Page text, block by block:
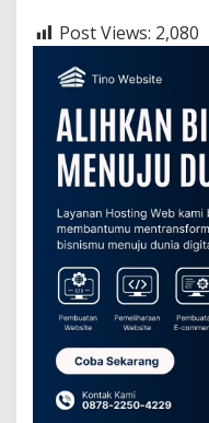
Post Views: 2,080